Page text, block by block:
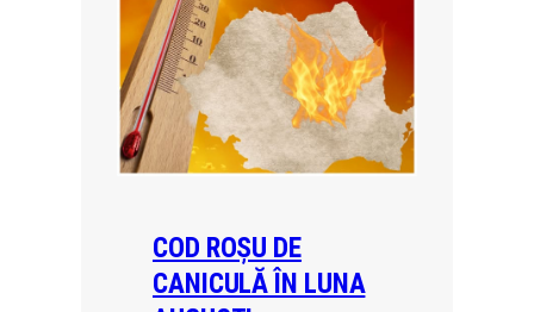
COD ROȘU DE
CANICULĂ ÎN LUNA